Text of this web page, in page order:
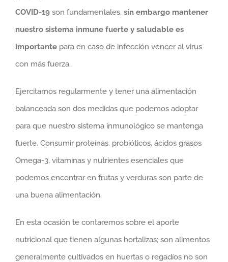
COVID-19 son fundamentales, sin embargo mantener
nuestro sistema inmune fuerte y saludable es
importante para en caso de infección vencer al virus
con más fuerza.
Ejercitarnos regularmente y tener una alimentación
balanceada son dos medidas que podemos adoptar
para que nuestro sistema inmunológico se mantenga
fuerte. Consumir proteínas, probióticos, ácidos grasos
Omega-3, vitaminas y nutrientes esenciales que
podemos encontrar en frutas y verduras son parte de
una buena alimentación.
En esta ocasión te contaremos sobre el aporte
nutricional que tienen algunas hortalizas; son alimentos
generalmente cultivados en huertas o regadíos no son